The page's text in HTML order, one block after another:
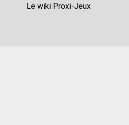
Le wiki Proxi-Jeux